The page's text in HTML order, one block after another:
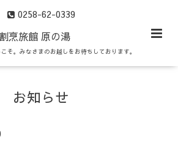
0258-62-0339
割烹旅館 原の湯
そ。みなさまのお越しをお待ちしております。
お知らせ